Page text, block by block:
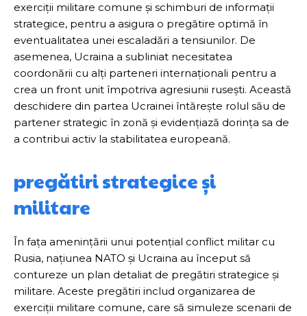
exerciții militare comune și schimburi de informații
strategice, pentru a asigura o pregătire optimă în
eventualitatea unei escaladări a tensiunilor. De
asemenea, Ucraina a subliniat necesitatea
coordonării cu alți parteneri internaționali pentru a
crea un front unit împotriva agresiunii rusești. Această
deschidere din partea Ucrainei întărește rolul său de
partener strategic în zonă și evidențiază dorința sa de
a contribui activ la stabilitatea europeană.
pregătiri strategice și
militare
În fața amenințării unui potențial conflict militar cu
Rusia, națiunea NATO și Ucraina au început să
contureze un plan detaliat de pregătiri strategice și
militare. Aceste pregătiri includ organizarea de
exerciții militare comune, care să simuleze scenarii de